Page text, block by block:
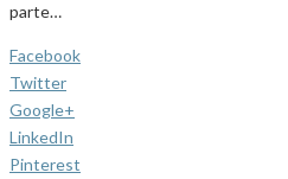
parte…
Facebook
Twitter
Google+
LinkedIn
Pinterest